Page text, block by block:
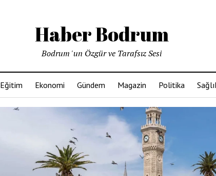
Haber Bodrum
Bodrum 'un Özgür ve Tarafsız Sesi
Eğitim Ekonomi Gündem Magazin Politika